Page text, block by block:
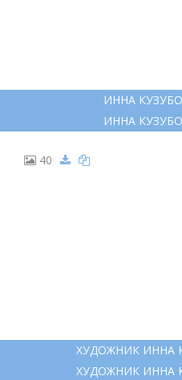
ИННА
ИННА
40
ХУДОЖНИК ИННА
ХУДОЖНИК ИННА